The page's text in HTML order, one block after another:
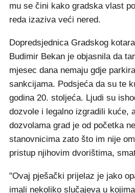
mu se čini kako gradska vlast
reda izaziva veći nered.
Dopredsjednica Gradskog
Budimir Bekan je objasnila da
mjesec dana nemaju gdje
sankcijama. Podsjeća da su te
godina 20. stoljeća. Ljudi su
dozvole i legalno izgradili kuće,
dozvolama grad je od početka
stanovnicima zato što im nije
pristup njihovim dvorištima,
"Ovaj pješački prijelaz je jako
imali nekoliko slučajeva u